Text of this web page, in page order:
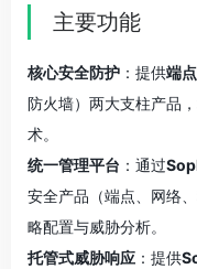
主要功能
核心安全防护 ：提供端
防火墙）两大支柱产品
术。
统一管理平台 ：通过
安全产品（端点、网络
略配置与威胁分析。
托管式威胁响应 ：提供